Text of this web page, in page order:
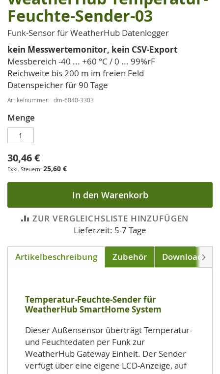
Anfang
der
Bildgalerie
Feuchte-Sender-03
Funk-Sensor für WeatherHub Datenlogger
kein Messwertemonitor, kein CSV-Export
Messbereich -40 ... +60 °C / 0 ... 99%rF
Reichweite bis 200 m im freien Feld
Datenspeicher für 90 Tage
Artikelnummer dm-6040-3303
Menge
30,46 €
25,60 €
In den Warenkorb
ZUR VERGLEICHSLISTE HINZUFÜGEN
Lieferzeit: 5-7 Tage
Artikelbeschreibung Zubehör Downloads
Temperatur-Feuchte-Sender für
WeatherHub SmartHome System
Dieser Außensensor überträgt Temperatur-
und Feuchtedaten per Funk zur
WeatherHub Gateway Einheit. Der Sender
verfügt über eine eigene LCD-Anzeige, auf